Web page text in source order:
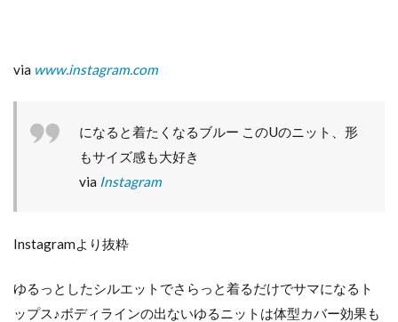
via www.instagram.com
になると着たくなるブルー このUのニット、形
もサイズ感も大好き
via Instagram
Instagramより抜粋
ゆるっとしたシルエットでさらっと着るだけでサマになるト
ップス♪ボディラインの出ないゆるニットは体型カバー効果も